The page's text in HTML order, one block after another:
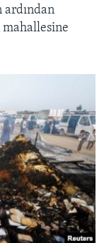
ardından
mahallesine